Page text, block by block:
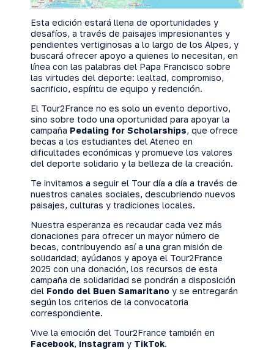
Esta edición estará llena de oportunidades y
desafíos, a través de paisajes impresionantes y
pendientes vertiginosas a lo largo de los Alpes, y
buscará ofrecer apoyo a quienes lo necesitan, en
línea con las palabras del Papa Francisco sobre
las virtudes del deporte: lealtad, compromiso,
sacrificio, espíritu de equipo y redención.
El Tour2France no es solo un evento deportivo,
sino sobre todo una oportunidad para apoyar la
campaña Pedaling for Scholarships, que ofrece
becas a los estudiantes del Ateneo en
dificultades económicas y promueve los valores
del deporte solidario y la belleza de la creación.
Te invitamos a seguir el Tour día a día a través de
nuestros canales sociales, descubriendo nuevos
paisajes, culturas y tradiciones locales.
Nuestra esperanza es recaudar cada vez más
donaciones para ofrecer un mayor número de
becas, contribuyendo así a una gran misión de
solidaridad; ayúdanos y apoya el Tour2France
2025 con una donación, los recursos de esta
campaña de solidaridad se pondrán a disposición
del Fondo del Buen Samaritano y se entregarán
según los criterios de la convocatoria
correspondiente.
Vive la emoción del Tour2France también en
Facebook, Instagram y TikTok.